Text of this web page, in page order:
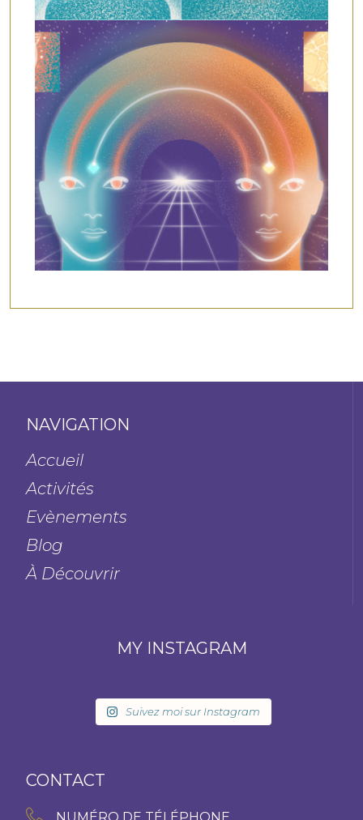
NAVIGATION
Accueil
Activités
Evènements
Blog
À Découvrir
MY INSTAGRAM
Suivez moi sur Instagram
CONTACT